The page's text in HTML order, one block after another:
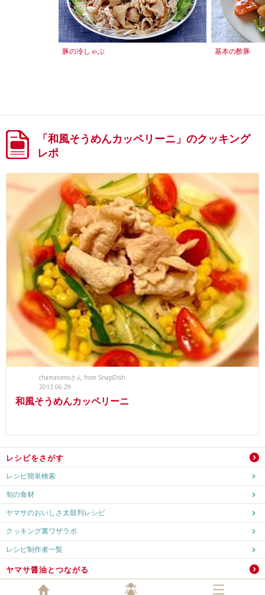
豚の冷しゃぶ 基本の酢豚
「和風そうめんカッペリーニ」のクッキング
レポ
chamatomoさん from SnapDish
2013.06.29
和風そうめんカッペリーニ
レシピをさがす
レシピ簡単検索
旬の食材
ヤマサのおいしさ太鼓判レシピ
クッキング裏ワザラボ
レシピ制作者一覧
ヤマサ醤油とつながる